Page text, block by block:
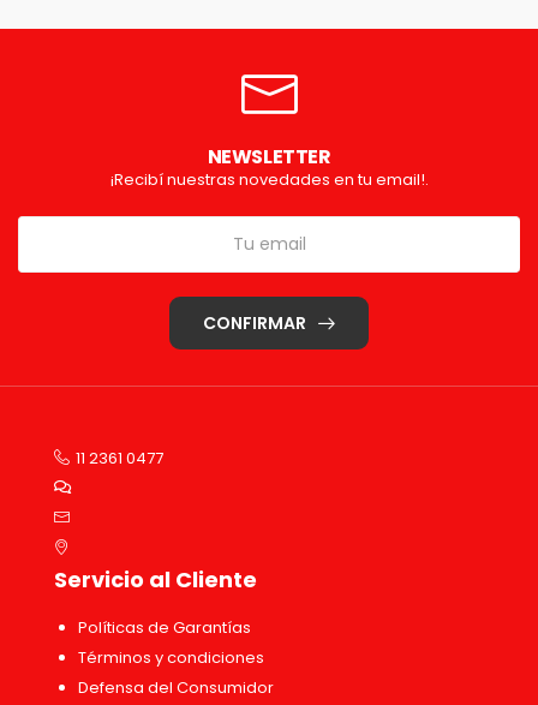
NEWSLETTER
¡Recibí nuestras novedades en tu email!.
CONFIRMAR
11 2361 0477
Servicio al Cliente
Políticas de Garantías
Términos y condiciones
Defensa del Consumidor